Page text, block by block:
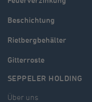
Beschichtung
Rietbergbehälter
Gitterroste
SEPPELER HOLDING
Über uns